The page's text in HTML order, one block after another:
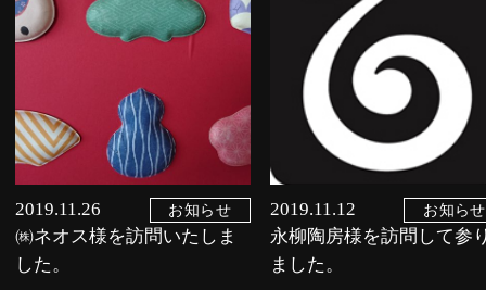
2019.11.26 お知らせ
㈱ネオス様を訪問いたしま
した。
2019.11.12 お知らせ
永柳陶房様を訪問して参
ました。